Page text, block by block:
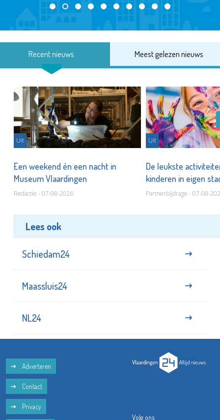
Recent nieuws Meest gelezen nieuws
Uit
Een weekend én een nacht in
Museum Vlaardingen
Redactie - 07-08-2026
Uit
De leukste
kinderen in eigen
Partnerbijdrage - 07-08-
Lees ook
Schiedam24
Maassluis24
NL24
Adverteren
Contact
Privacy
Volg ons: